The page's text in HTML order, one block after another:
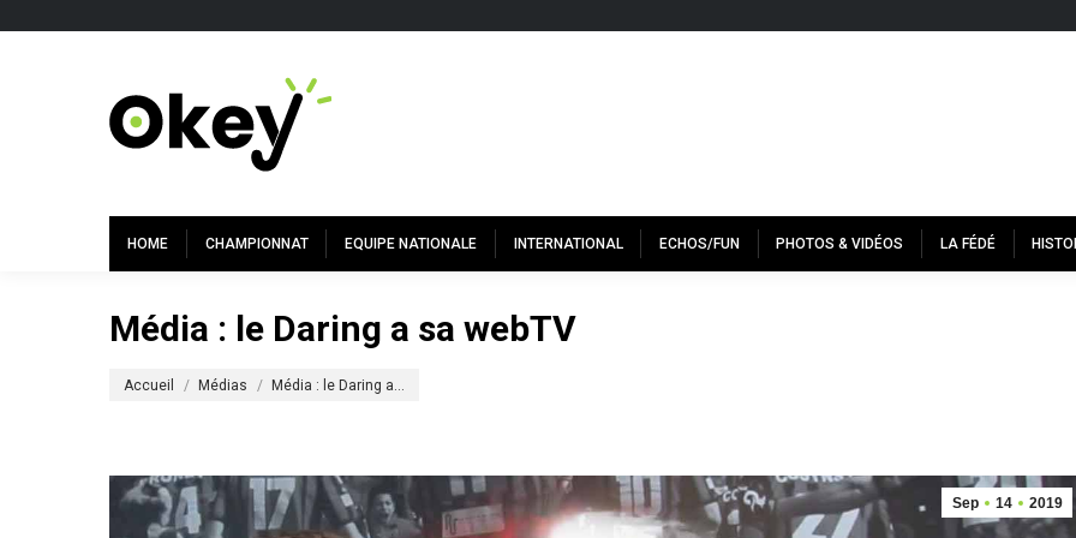
HOME CHAMPIONNAT EQUIPE NATIONALE INTERNATIONAL ECHOS/FUN PHOTOS & VIDÉOS LA FÉDÉ
Média : le Daring a sa webTV
Accueil Médias Média : le Daring a…
Sep 14 2019